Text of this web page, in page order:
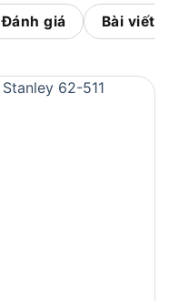
Đánh giá Bài viết